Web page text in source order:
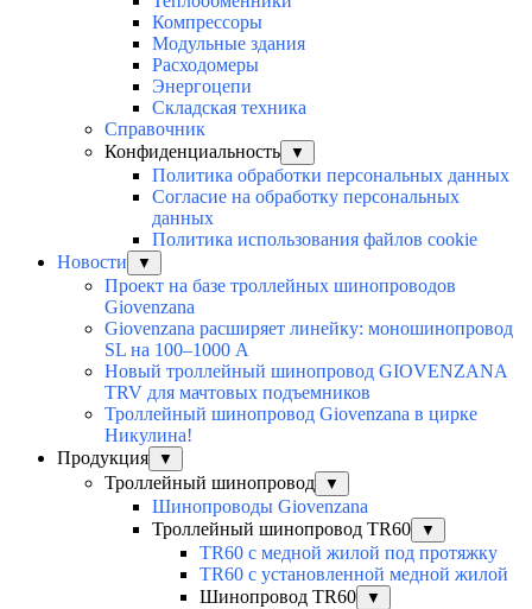
Компрессоры
Модульные здания
Расходомеры
Энергоцепи
Складская техника
Справочник
Конфиденциальность
▼
Политика обработки персональных данных
Согласие на обработку персональных
данных
Политика использования файлов cookie
Новости
▼
Проект на базе троллейных шинопроводов
Giovenzana
Giovenzana расширяет линейку: моношинопровод
SL на 100–1000 А
Новый троллейный шинопровод GIOVENZANA
TRV для мачтовых подъемников
Троллейный шинопровод Giovenzana в цирке
Никулина!
Продукция
▼
Троллейный шинопровод ▼
Шинопроводы Giovenzana
Троллейный шинопровод TR60
▼
TR60 с медной жилой под протяжку
TR60 с установленной медной жилой
Шинопровод TR60
▼